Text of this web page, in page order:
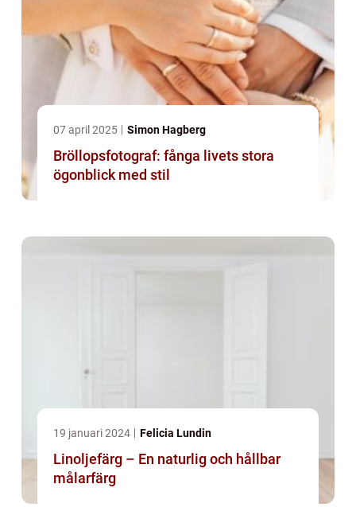
07 april 2025 Simon Hagberg
Bröllopsfotograf: fånga livets stora
ögonblick med stil
19 januari 2024 Felicia Lundin
Linoljefärg – En naturlig och hållbar
målarfärg